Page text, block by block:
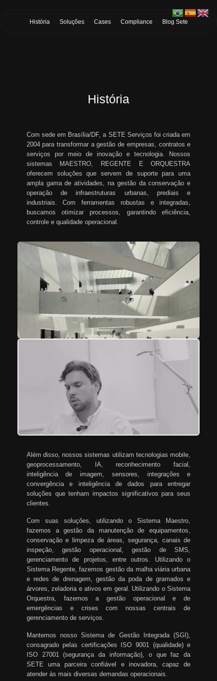
História Soluções Cases Compliance Blog Sete
História
Com sede em Brasília/DF, a SETE Serviços foi criada em
2004 para transformar a gestão de empresas, contratos e
serviços por meio de inovação e tecnologia. Nossos
sistemas MAESTRO, REGENTE E ORQUESTRA
oferecem soluções que servem de suporte para uma
ampla gama de atividades, na gestão da conservação e
operação de infraestruturas urbanas, prediais e
industriais. Com ferramentas robustas e integradas,
buscamos otimizar processos, garantindo eficiência,
controle e qualidade operacional.
Além disso, nossos sistemas utilizam tecnologias mobile,
geoprocessamento, IA, reconhecimento facial,
inteligência de imagem, sensores, integrações e
convergência e inteligência de dados para entregar
soluções que tenham impactos significativos para seus
clientes.
Com suas soluções, utilizando o Sistema Maestro,
fazemos a gestão da manutenção de equipamentos,
conservação e limpeza de áreas, segurança, canais de
inspeção, gestão operacional, gestão de SMS,
gerenciamento de projetos, entre outros. Utilizando o
Sistema Regente, fazemos gestão da malha viária urbana
e redes de drenagem, gestão da poda de gramados e
árvores, zeladoria e ativos em geral. Utilizando o Sistema
Orquestra, fazemos a gestão operacional e de
emergências e crises com nossas centrais de
gerenciamento de serviços.
Mantemos nosso Sistema de Gestão Integrada (SGI),
consagrado pelas certificações ISO 9001 (qualidade) e
ISO 27001 (segurança da informação), o que faz da
SETE uma parceira confiável e inovadora, capaz de
atender às mais diversas demandas operacionais.